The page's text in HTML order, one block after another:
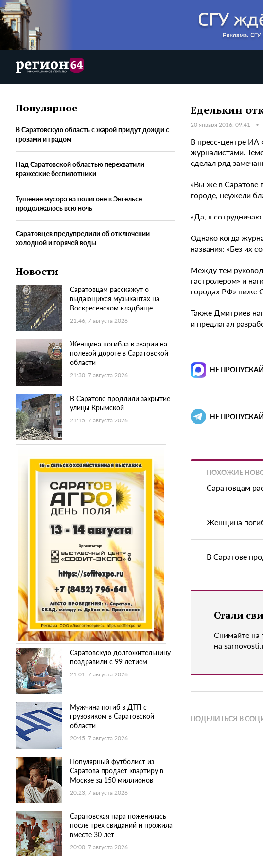
Популярное
В Саратовскую область с жарой придут дожди с
грозами и градом
Над Саратовской областью перехватили
вражеские беспилотники
Тушение мусора на полигоне в Энгельсе
продолжалось всю ночь
Саратовцев предупредили об отключении
холодной и горячей воды
Новости
Саратовцам расскажут о
выдающихся музыкантах на
Воскресенском кладбище
21:46, 7 августа 2026
Женщина погибла в аварии на
полевой дороге в Саратовской
области
21:30, 7 августа 2026
В Саратове продлили закрытие
улицы Крымской
21:15, 7 августа 2026
Саратовскую долгожительницу
поздравили с 99-летием
21:01, 7 августа 2026
Мужчина погиб в ДТП с
грузовиком в Саратовской
области
20:45, 7 августа 2026
Популярный футболист из
Саратова продает квартиру в
Москве за 150 миллионов
20:23, 7 августа 2026
Саратовская пара поженилась
после трех свиданий и прожила
вместе 30 лет
20:00, 7 августа 2026
Еделькин
20 января 2016, 09:41
В пресс-центре ИА
журналистами.
сделал ряд
«Вы же в Саратове
городе, неужели
«Да, я
Однако когда
названия: «Без их
Между тем
гастролером» и
городах РФ» ниже
Также Дмитриев
и предлагал
НЕ
НЕ
ПОХОЖИЕ
Саратовцам
Женщина
В Саратове
Стали
Снимайте на
на
ПОДЕЛИТЬСЯ В